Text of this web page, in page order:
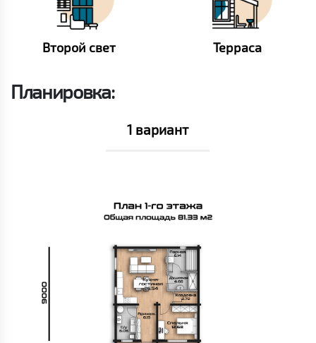
Второй свет Терраса
Планировка:
1 вариант